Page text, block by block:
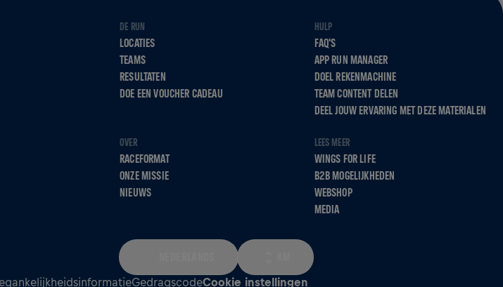
DE RUN
LOCATIES
TEAMS
RESULTATEN
DOE EEN VOUCHER CADEAU
HULP
FAQ'S
APP RUN MANAGER
DOEL REKENMACHINE
TEAM CONTENT DELEN
DEEL JOUW ERVARING MET DEZE MATERIALEN
OVER
RACEFORMAT
ONZE MISSIE
NIEUWS
LEES MEER
WINGS FOR LIFE
B2B MOGELIJKHEDEN
WEBSHOP
MEDIA
GedragscodeCookie instellingen